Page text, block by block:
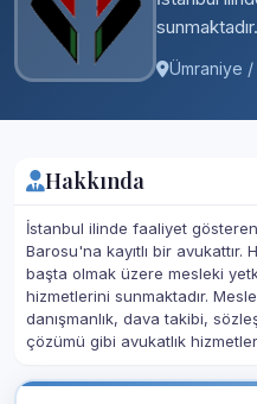
Ümraniye /
Hakkında
İstanbul ilinde faaliyet
Barosu'na kayıtlı bir avukattır.
başta olmak üzere mesleki
hizmetlerini sunmaktadır.
danışmanlık, dava takibi,
çözümü gibi avukatlık